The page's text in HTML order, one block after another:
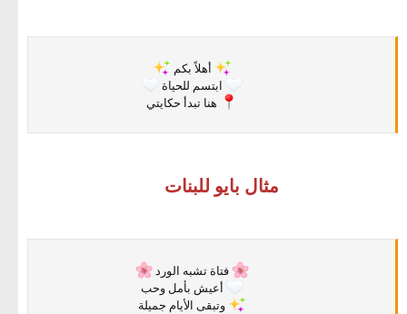
⠀⠀ ⠀⠀
أهلاً بكم
ابتسم للحياة
هنا تبدأ حكايتي
مثال بايو للبنات
فتاة تشبه الورد
أعيش بأمل وحب
⠀⠀ ⠀⠀
وتبقى الأيام جميلة